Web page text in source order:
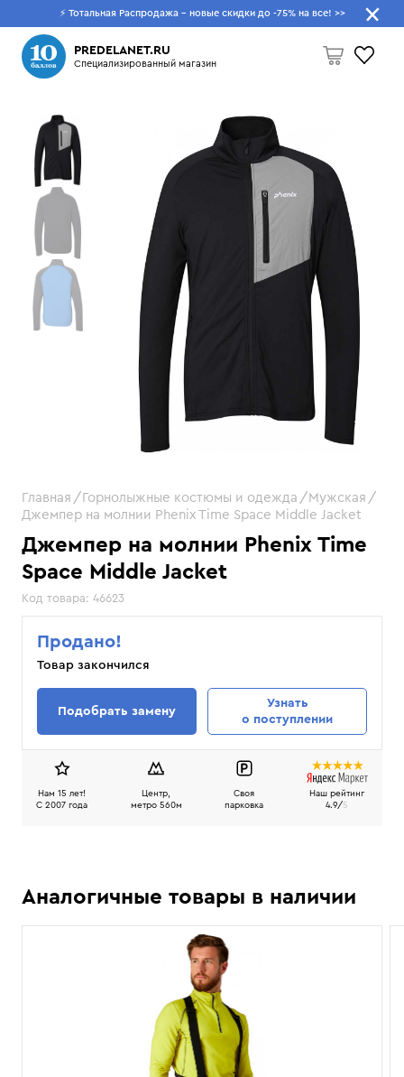
⚡ Тотальная Распродажа - новые скидки до -75% на все! >>
PREDELANET.RU
Специализированный магазин
Пусто
Что будем искать?
Джемпер на молнии Phenix Time
Space Middle Jacket
Код товара: 46623
Главная Горнолыжные костюмы и одежда
Мужская
Джемпер на молнии Phenix Time Space Middle Jacket
Продано!
Товар закончился
Подобрать замену
Узнать
о поступлении
Нам 15 лет!
C 2007 года
Центр,
метро 560м
Своя
парковка
Наш рейтинг
4.9/5
Аналогичные товары в наличии